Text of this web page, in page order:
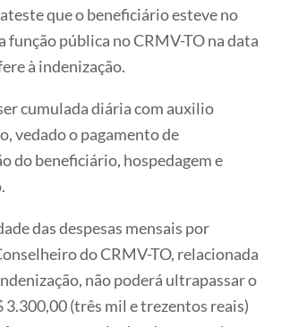
que o beneficiário esteve no
função pública no CRMV-TO na data
à indenização.
cumulada diária com auxilio
vedado o pagamento de
do beneficiário, hospedagem e
das despesas mensais por
do CRMV-TO, relacionada
não poderá ultrapassar o
3.300,00 (três mil e trezentos reais)